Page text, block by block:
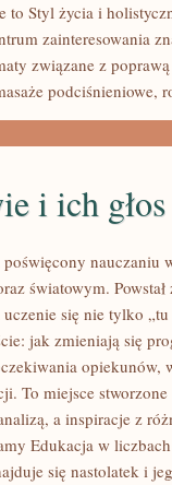
to Styl życia i
zainteresowania
związane z
podciśnieniowe,
i ich głos
nauczaniu
światowym.
uczenie się nie tylko
jak zmieniają się
opiekunów,
To miejsce stworzone
a inspiracje z
Edukacja w
się nastolatek i